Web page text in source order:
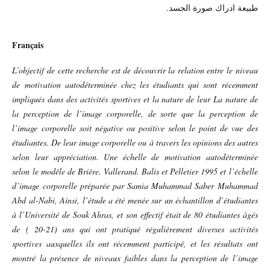
طبيعة ادراك صورة الجسد.
Français
L’objectif de cette recherche est de découvrir la relation entre le niveau
de motivation autodéterminée chez les étudiants qui sont récemment
impliqués dans des activités sportives et la nature de leur La nature de
la perception de l’image corporelle, de sorte que la perception de
l’image corporelle soit négative ou positive selon le point de vue des
étudiantes. De leur image corporelle ou à travers les opinions des autres
selon leur appréciation. Une échelle de motivation autodéterminée
selon le modèle de Brière. Vallerand. Balis et Pelletier 1995 et l’échelle
d’image corporelle préparée par Samia Muhammad Saber Muhammad
Abd al-Nabi, Ainsi, l’étude a été menée sur un échantillon d’étudiantes
à l’Université de Souk Ahras, et son effectif était de 80 étudiantes âgés
de ( 20-21) ans qui ont pratiqué régulièrement diverses activités
sportives auxquelles ils ont récemment participé, et les résultats ont
montré la présence de niveaux faibles dans la perception de l’image